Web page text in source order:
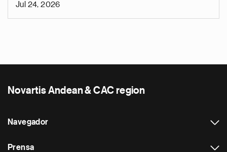
Jul 24, 2026
Novartis Andean & CAC region
Navegador
Prensa